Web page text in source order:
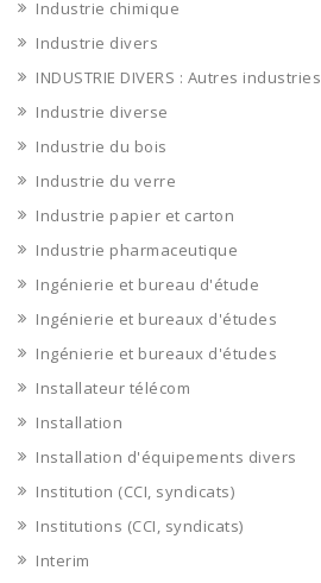
Industrie chimique
Industrie divers
INDUSTRIE DIVERS : Autres industries
Industrie diverse
Industrie du bois
Industrie du verre
Industrie papier et carton
Industrie pharmaceutique
Ingénierie et bureau d'étude
Ingénierie et bureaux d'études
Ingénierie et bureaux d'études
Installateur télécom
Installation
Installation d'équipements divers
Institution (CCI, syndicats)
Institutions (CCI, syndicats)
Interim